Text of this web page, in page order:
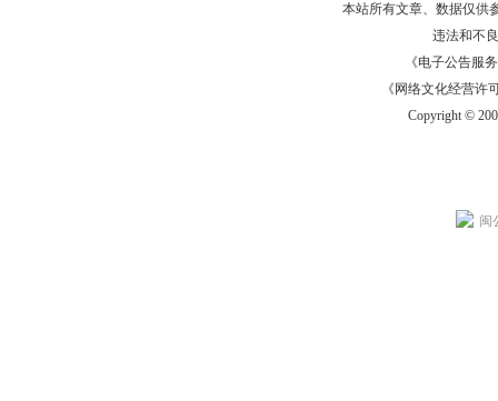
本站所有文章、数据仅供
违法和不
《电子公告服务
《网络文化经营许
Copyright ©
闽